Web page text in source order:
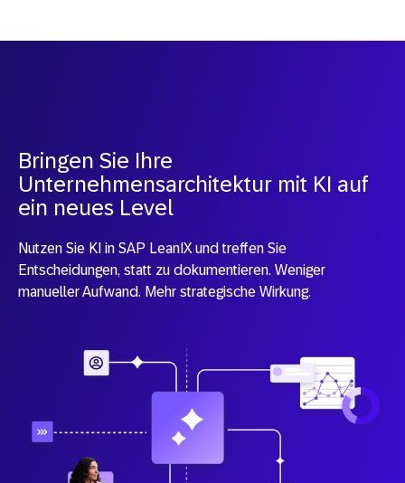
Bringen Sie Ihre
Unternehmensarchitektur mit KI auf
ein neues Level
Nutzen Sie KI in SAP LeanIX und treffen Sie
Entscheidungen, statt zu dokumentieren. Weniger
manueller Aufwand. Mehr strategische Wirkung.